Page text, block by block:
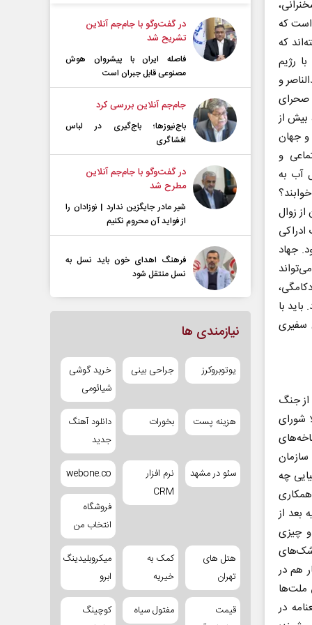
است که
که
رژیم
۱۹۷۳ که جمال عبدالناصر و
صحرای
رژیم صهیونیستی است. بیش از ۸۰۰ کشته، بیش از
و جهان
و
آب به
زوال
جهاد
با
سفیری
از جنگ
شورای
سازمان
چه
همکاری
بعد از
و چیزی
هم در
ملت‌ها
از کشورها در آن عضو هستند. بیش از ۷۰ قطعنامه در
در گفت‌و‌گو با جام‌جم آنلاین
تشریح شد
فاصله ایران با پیشرو‌ان هوش
مصنوعی قابل جبران است
جام‌جم آنلاین بررسی کرد
باج‌نیوزها؛ باج‌گیری در لباس
افشاگری
در گفت‌و‌گو با جام‌جم آنلاین
مطرح شد
شیر مادر جایگزین ندارد | نوزادان را
از فواید آن محروم نکنیم
فرهنگ اهدای خون باید نسل به
نسل منتقل شود
نیازمندی ها
یوتوبروکرز جراحی بینی
خرید گوشی
شیائومی
هزینه پست بخورات
دانلود آهنگ
جدید
سئو در مشهد
نرم افزار
CRM
webone.co
فروشگاه
انتخاب من
هتل های
تهران
کمک به
خیریه
میکروبلیدینگ
ابرو
قیمت
مفتول سیاه
کوچینگ